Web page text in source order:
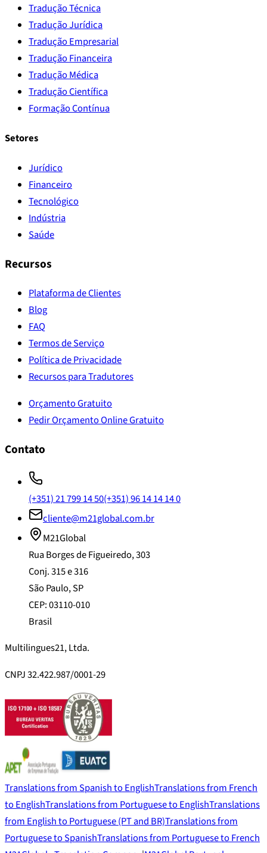
Tradução Técnica
Tradução Jurídica
Tradução Empresarial
Tradução Financeira
Tradução Médica
Tradução Científica
Formação Contínua
Setores
Jurídico
Financeiro
Tecnológico
Indústria
Saúde
Recursos
Plataforma de Clientes
Blog
FAQ
Termos de Serviço
Política de Privacidade
Recursos para Tradutores
Orçamento Gratuito
Pedir Orçamento Online Gratuito
Contato
(+351) 21 799 14 50(+351) 96 14 14 14 0
cliente@m21global.com.br
M21Global
Rua Borges de Figueiredo, 303
Conj. 315 e 316
São Paulo, SP
CEP: 03110-010
Brasil
Multilingues21, Ltda.
CNPJ 32.422.987/0001-29
Translations from Spanish to EnglishTranslations from French
to EnglishTranslations from Portuguese to EnglishTranslations
from English to Portuguese (PT and BR)Translations from
Portuguese to SpanishTranslations from Portuguese to French